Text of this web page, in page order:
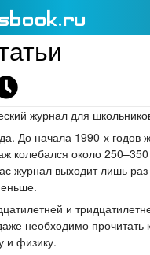
журнал для
До начала 1990-х годов
колебался около
журнал выходит лишь
и
необходимо прочитать
и физику.